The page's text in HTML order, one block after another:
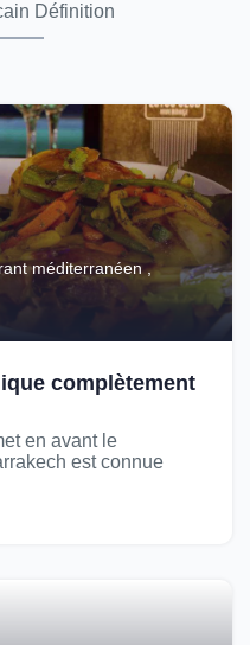
Définition
méditerranéen ,
complètement
en avant le
est connue